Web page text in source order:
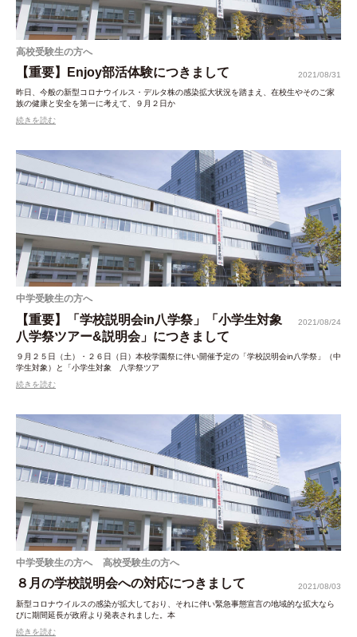
高校受験生の方へ
2021/08/31
【重要】Enjoy部活体験につきまして
昨日、今般の新型コロナウイルス・デルタ株の感染拡大状況を踏まえ、在校生やそのご家
族の健康と安全を第一に考えて、９月２日か
続きを読む
中学受験生の方へ
2021/08/24
【重要】「学校説明会in八学祭」「小学生対象
八学祭ツアー&説明会」につきまして
９月２５日（土）・２６日（日）本校学園祭に伴い開催予定の「学校説明会in八学祭」（中
学生対象）と「小学生対象 八学祭ツア
続きを読む
中学受験生の方へ 高校受験生の方へ
2021/08/03
８月の学校説明会への対応につきまして
新型コロナウイルスの感染が拡大しており、それに伴い緊急事態宣言の地域的な拡大なら
びに期間延長が政府より発表されました。本
続きを読む